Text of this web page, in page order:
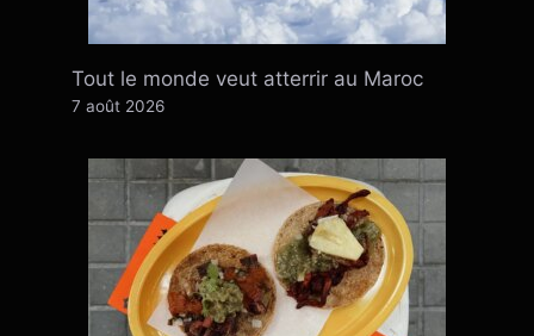
Tout le monde veut atterrir au Maroc
7 août 2026